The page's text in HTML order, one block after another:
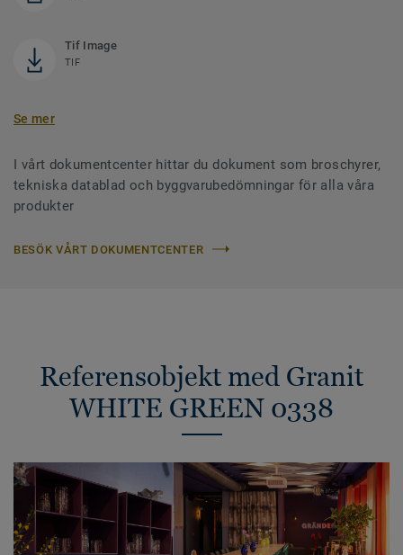
Tif Image
TIF
Se mer
I vårt dokumentcenter hittar du dokument som broschyrer,
tekniska datablad och byggvarubedömningar för alla våra
produkter
BESÖK VÅRT DOKUMENTCENTER
Referensobjekt med Granit
WHITE GREEN 0338